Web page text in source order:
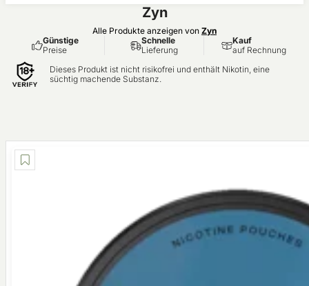
Zyn
Alle Produkte anzeigen von Zyn
Günstige
Preise
Schnelle
Lieferung
Kauf
auf Rechnung
Dieses Produkt ist nicht risikofrei und enthält Nikotin, eine
süchtig machende Substanz.